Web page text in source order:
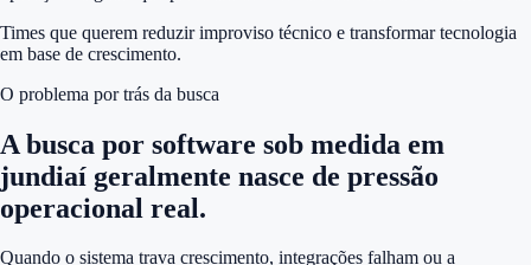
Times que querem reduzir improviso técnico e transformar tecnologia
em base de crescimento.
O problema por trás da busca
A busca por software sob medida em
jundiaí geralmente nasce de pressão
operacional real.
Quando o sistema trava crescimento, integrações falham ou a